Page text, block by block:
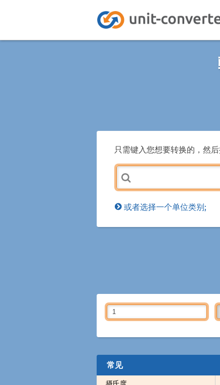
只需键入您想要转换的，然
或者选择一个单位类别;
常见
摄氏度